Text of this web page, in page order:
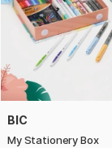
BIC
My Stationery Box